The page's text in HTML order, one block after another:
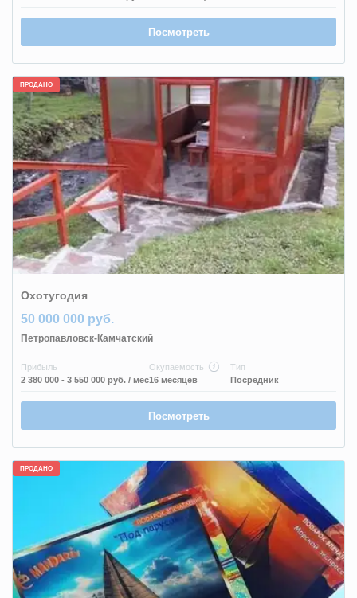
Посмотреть
ПРОДАНО
Охотугодия
50 000 000 руб.
Петропавловск-Камчатский
Прибыль
2 380 000 - 3 550 000 руб. / мес
Окупаемость
16 месяцев
Тип
Посредник
Посмотреть
ПРОДАНО